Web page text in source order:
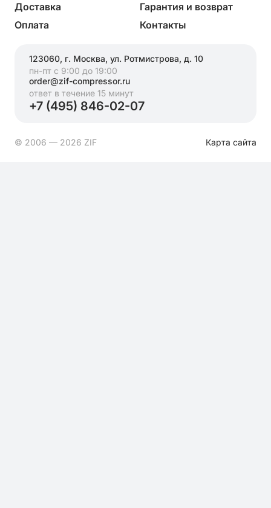
Доставка
Гарантия и возврат
Оплата
Контакты
123060, г. Москва, ул. Ротмистрова, д. 10
пн-пт с 9:00 до 19:00
order@zif-compressor.ru
ответ в течение 15 минут
+7 (495) 846-02-07
© 2006 — 2026 ZIF Карта сайта